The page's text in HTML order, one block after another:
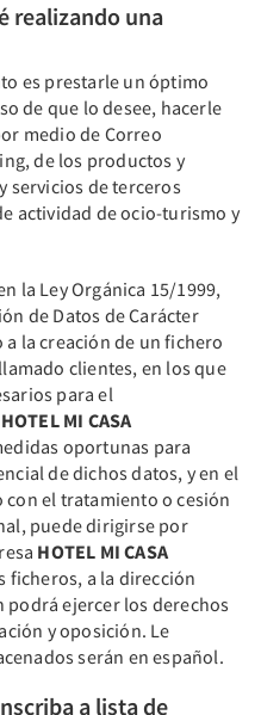
realizando una
es prestarle un óptimo
de que lo desee, hacerle
medio de Correo
de los productos y
y servicios de terceros
actividad de ocio-turismo y
la Ley Orgánica 15/1999,
de Datos de Carácter
la creación de un fichero
clientes, en los que
para el
HOTEL MI CASA
oportunas para
de dichos datos, y en el
con el tratamiento o cesión
puede dirigirse por
HOTEL MI CASA
ficheros, a la dirección
ejercer los derechos
y oposición. Le
serán en español.
a lista de